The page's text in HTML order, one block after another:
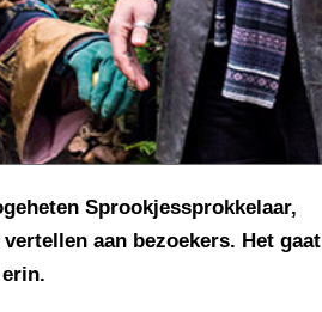
Sprookjessprokkelaar,
aan bezoekers. Het gaat